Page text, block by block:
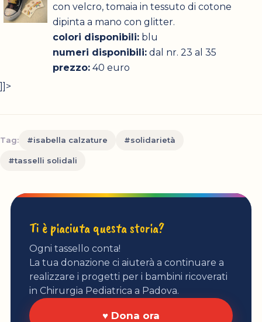
con velcro, tomaia in tessuto di cotone
dipinta a mano con glitter.
colori disponibili: blu
numeri disponibili: dal nr. 23 al 35
prezzo: 40 euro
]]>
Tag: #isabella calzature #solidarietà
#tasselli solidali
Ti è piaciuta questa storia?
Ogni tassello conta!
La tua donazione ci aiuterà a continuare a
realizzare i progetti per i bambini ricoverati
in Chirurgia Pediatrica a Padova.
♥ Dona ora